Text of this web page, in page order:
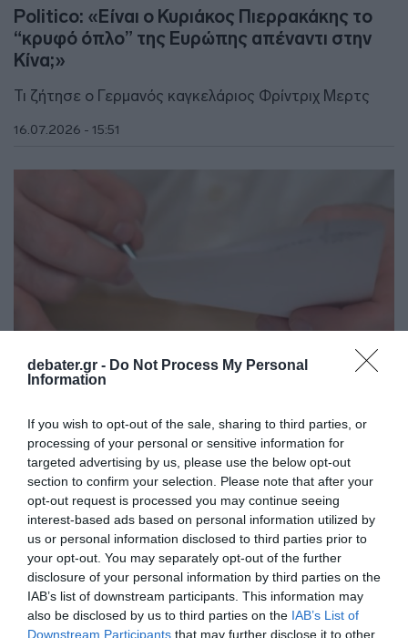
debater.gr - Do Not Process My Personal
Information
If you wish to opt-out of the sale, sharing to third parties, or
processing of your personal or sensitive information for
targeted advertising by us, please use the below opt-out
section to confirm your selection. Please note that after your
opt-out request is processed you may continue seeing
interest-based ads based on personal information utilized by
us or personal information disclosed to third parties prior to
your opt-out. You may separately opt-out of the further
disclosure of your personal information by third parties on the
IAB’s list of downstream participants. This information may
also be disclosed by us to third parties on the IAB’s List of
Downstream Participants that may further disclose it to other
Politico: «Είναι ο Κυριάκος Πιερρακάκης το
“κρυφό όπλο” της Ευρώπης απέναντι στην
Κίνα;»
Τι ζήτησε ο Γερμανός καγκελάριος Φρίντριχ Μερτς
16.07.2026 - 15:51
ΟΙΚΟΝΟΜΙΑ
Ρύθμιση οφειλών: Ενεργοποιούνται οι 72
δόσεις και οι αλλαγές στον εξωδικαστικό
μηχανισμό – Οι ημερομηνίες-κλειδιά
Οι παρεμβάσεις αφορά χρέη που δημιουργήθηκαν έως
το τέλος του 2023
13.07.2026 - 10:45